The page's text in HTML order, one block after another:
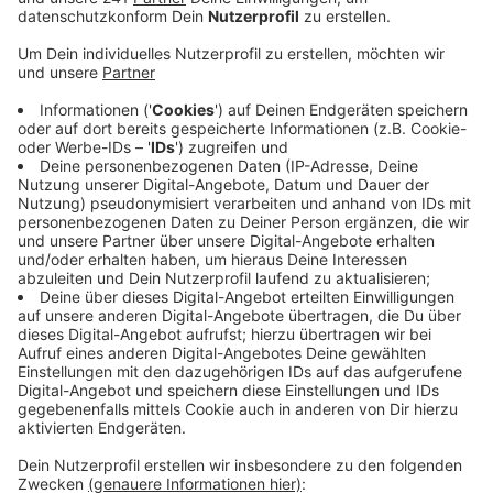
Anzeige
Zwar sei die Zahl der neuen Wohnungen im
vergangenen Jahr im Kreis um über 14 Prozent auf
mehr als 1.900 gestiegen. Das würde aber immer noch
nicht ausreichen, um den Preisanstieg zu bremsen,
sagte der Landrat.
In allen Bereichen sei es teurer geworden, bei
Grundstücken, Häusern sowie Eigentums- und
Mietwohnungen.
Der Kreis und der Mieterbund besprechen nun, ob es
möglich ist, einen kreisweiten Mietspiegel zu
erarbeiten. Bislang sind dafür jeweils die einzelnen